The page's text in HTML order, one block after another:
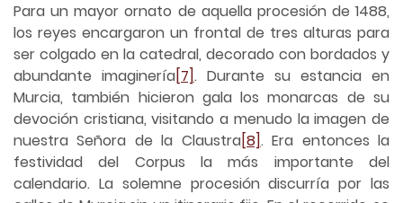
Para un mayor ornato de aquella procesión de 1488,
los reyes encargaron un frontal de tres alturas para
ser colgado en la catedral, decorado con bordados y
abundante imaginería[7]. Durante su estancia en
Murcia, también hicieron gala los monarcas de su
devoción cristiana, visitando a menudo la imagen de
nuestra Señora de la Claustra[8]. Era entonces la
festividad del Corpus la más importante del
calendario. La solemne procesión discurría por las